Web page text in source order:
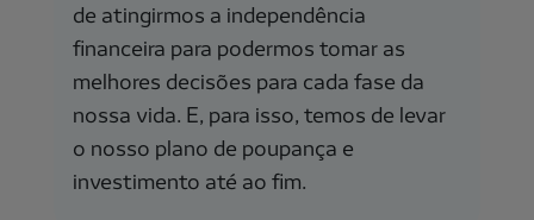
de atingirmos a independência
financeira para podermos tomar as
melhores decisões para cada fase da
nossa vida. E, para isso, temos de levar
o nosso plano de poupança e
investimento até ao fim.